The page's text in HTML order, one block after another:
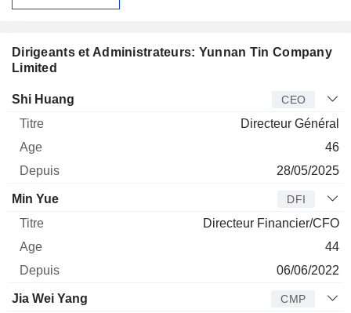
Dirigeants et Administrateurs: Yunnan Tin Company
Limited
Dirigeant Titre
Shi Huang CEO
Directeur Général
46
28/05/2025
Min Yue DFI
Directeur Financier/CFO
44
06/06/2022
Jia Wei Yang CMP